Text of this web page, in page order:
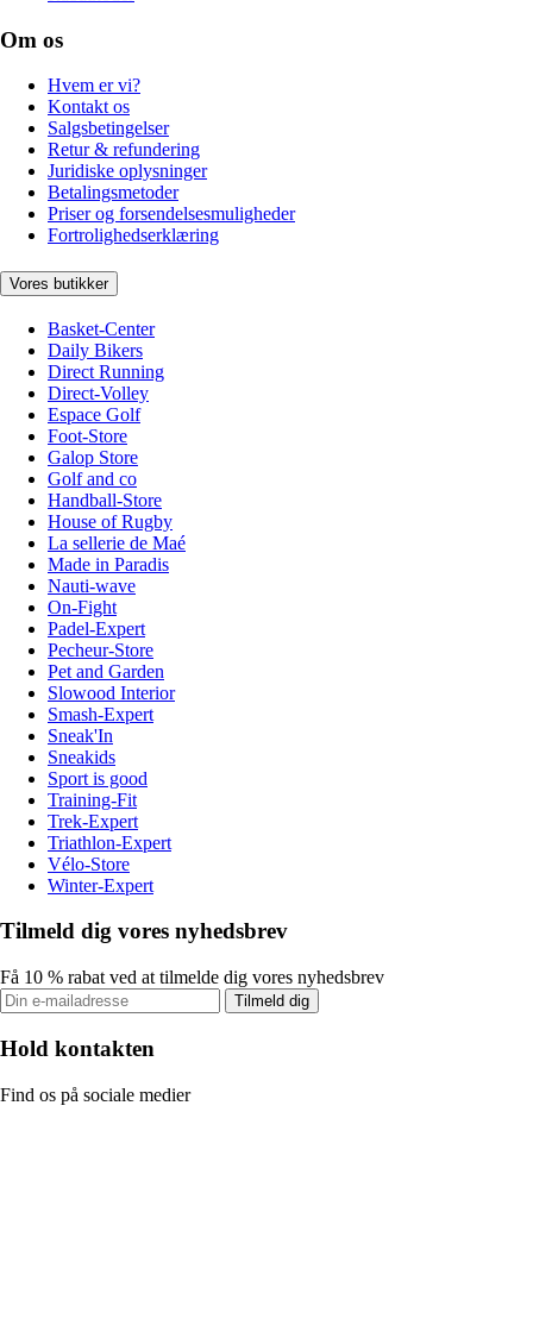
Om os
Hvem er vi?
Kontakt os
Salgsbetingelser
Retur & refundering
Juridiske oplysninger
Betalingsmetoder
Priser og forsendelsesmuligheder
Fortrolighedserklæring
Vores butikker
Basket-Center
Daily Bikers
Direct Running
Direct-Volley
Espace Golf
Foot-Store
Galop Store
Golf and co
Handball-Store
House of Rugby
La sellerie de Maé
Made in Paradis
Nauti-wave
On-Fight
Padel-Expert
Pecheur-Store
Pet and Garden
Slowood Interior
Smash-Expert
Sneak'In
Sneakids
Sport is good
Training-Fit
Trek-Expert
Triathlon-Expert
Vélo-Store
Winter-Expert
Tilmeld dig vores nyhedsbrev
Få 10 % rabat ved at tilmelde dig vores nyhedsbrev
Tilmeld dig
Hold kontakten
Find os på sociale medier